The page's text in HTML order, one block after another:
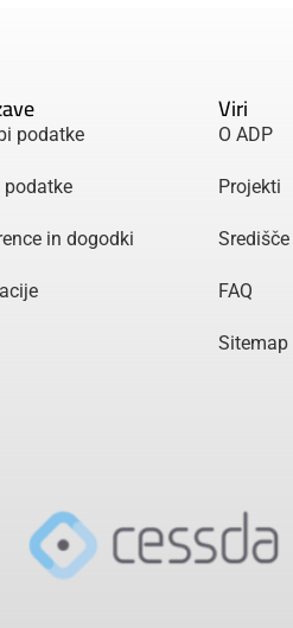
podatke
podatke
in dogodki
Viri
O ADP
Projekti
FAQ
Sitemap